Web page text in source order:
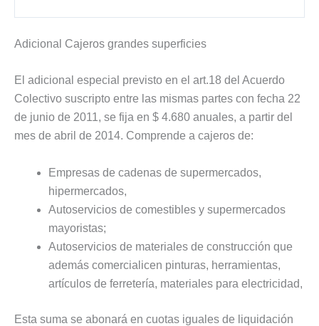
Adicional Cajeros grandes superficies
El adicional especial previsto en el art.18 del Acuerdo
Colectivo suscripto entre las mismas partes con fecha 22
de junio de 2011, se fija en $ 4.680 anuales, a partir del
mes de abril de 2014. Comprende a cajeros de:
Empresas de cadenas de supermercados,
hipermercados,
Autoservicios de comestibles y supermercados
mayoristas;
Autoservicios de materiales de construcción que
además comercialicen pinturas, herramientas,
artículos de ferretería, materiales para electricidad,
Esta suma se abonará en cuotas iguales de liquidación